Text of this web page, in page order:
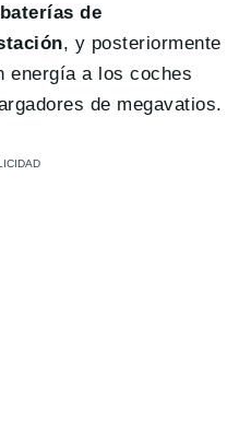
de
, y posteriormente
energía a los coches
de megavatios.